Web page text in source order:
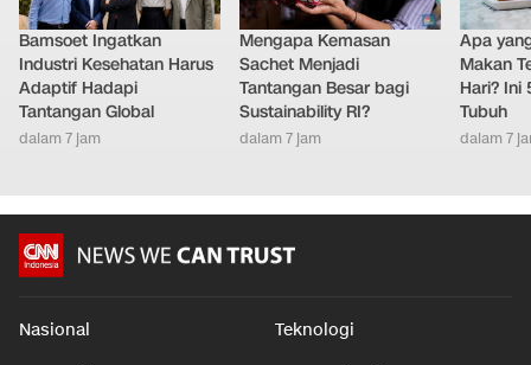
Bamsoet Ingatkan
Industri Kesehatan Harus
Adaptif Hadapi
Tantangan Global
dalam 7 jam
Mengapa Kemasan
Sachet Menjadi
Tantangan Besar bagi
Sustainability RI?
dalam 7 jam
Apa
Makan
Hari? Ini
Tubuh
dalam 7
Nasional Teknologi